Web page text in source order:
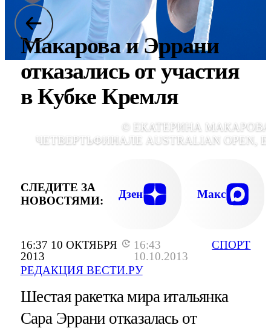
16:37 10 ОКТЯБРЯ
2013
16:43
10.10.2013
РЕДАКЦИЯ ВЕСТИ.РУ
СПОРТ
Макарова и Эррани
отказались от участия
в Кубке Кремля
© ЕКАТЕРИНА
ЧЕТВЕРТЬФИНАЛЕ AUSTRALIAN OPEN,
СЛЕДИТЕ ЗА
НОВОСТЯМИ:
Дзен Макс
Шестая ракетка мира итальянка
Сара Эррани отказалась от